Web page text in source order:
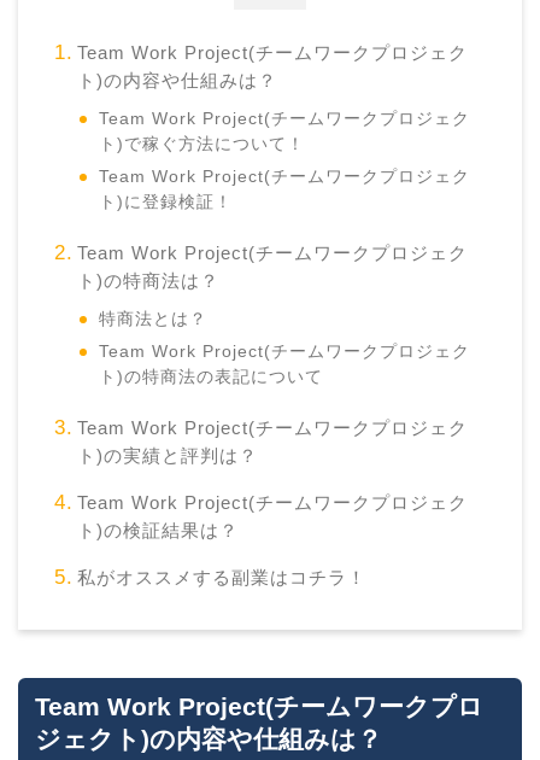
Team Work Project(チームワークプロジェク
ト)の内容や仕組みは？
Team Work Project(チームワークプロジェク
ト)で稼ぐ方法について！
Team Work Project(チームワークプロジェク
ト)に登録検証！
Team Work Project(チームワークプロジェク
ト)の特商法は？
特商法とは？
Team Work Project(チームワークプロジェク
ト)の特商法の表記について
Team Work Project(チームワークプロジェク
ト)の実績と評判は？
Team Work Project(チームワークプロジェク
ト)の検証結果は？
私がオススメする副業はコチラ！
Team Work Project(チームワークプロ
ジェクト)の内容や仕組みは？